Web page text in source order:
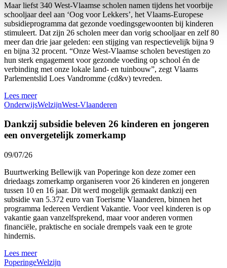
Maar liefst 340 West-Vlaamse scholen namen tijdens het voorbije
schooljaar deel aan ‘Oog voor Lekkers’, het Vlaams-Europese
subsidieprogramma dat gezonde voedingsgewoonten bij kinderen
stimuleert. Dat zijn 26 scholen meer dan vorig schooljaar en zelf 80
meer dan drie jaar geleden: een stijging van respectievelijk bijna 9
en bijna 32 procent. “Onze West-Vlaamse scholen bevestigen zo
hun sterk engagement voor gezonde voeding op school én de
verbinding met onze lokale land- en tuinbouw”, zegt Vlaams
Parlementslid Loes Vandromme (cd&v) tevreden.
Lees meer
OnderwijsWelzijnWest-Vlaanderen
Dankzij subsidie beleven 26 kinderen en jongeren
een onvergetelijk zomerkamp
09/07/26
Buurtwerking Bellewijk van Poperinge kon deze zomer een
driedaags zomerkamp organiseren voor 26 kinderen en jongeren
tussen 10 en 16 jaar. Dit werd mogelijk gemaakt dankzij een
subsidie van 5.372 euro van Toerisme Vlaanderen, binnen het
programma Iedereen Verdient Vakantie. Voor veel kinderen is op
vakantie gaan vanzelfsprekend, maar voor anderen vormen
financiële, praktische en sociale drempels vaak een te grote
hindernis.
Lees meer
PoperingeWelzijn